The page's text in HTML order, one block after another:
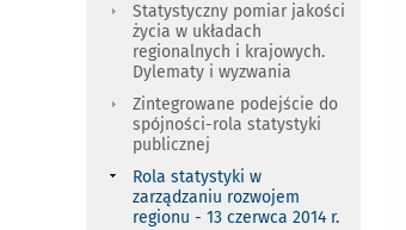
Statystyczny pomiar jakości
życia w układach
regionalnych i krajowych.
Dylematy i wyzwania
Zintegrowane podejście do
spójności-rola statystyki
publicznej
Rola statystyki w
zarządzaniu rozwojem
regionu - 13 czerwca 2014 r.